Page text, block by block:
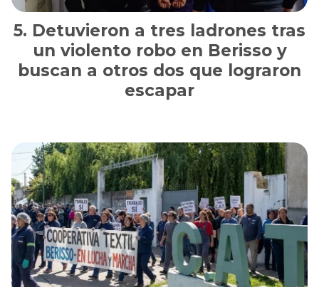
Detuvieron a tres ladrones tras
un violento robo en Berisso y
buscan a otros dos que lograron
escapar